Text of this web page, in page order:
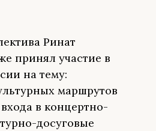
Ринат
принял участие в
на тему:
маршрутов
в концертно-
досуговые